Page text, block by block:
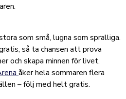
som små, lugna som spralliga.
så ta chansen att prova
och skapa minnen för livet.
åker hela sommaren flera
– följ med helt gratis.